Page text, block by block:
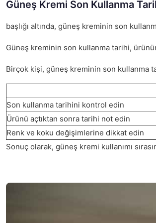
Güneş Kremi Son Kullanma
başlığı altında, güneş kreminin son
Güneş kreminin son kullanma tarihi,
Birçok kişi, güneş kreminin son kullanma
Son kullanma tarihini kontrol edin
Ürünü açtıktan sonra tarihi not edin
Renk ve koku değişimlerine dikkat edin
Sonuç olarak, güneş kremi kullanımı